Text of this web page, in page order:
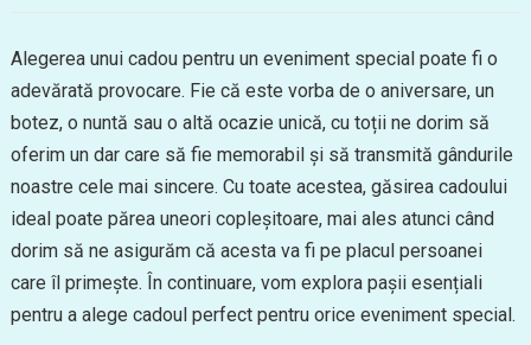
Alegerea unui cadou pentru un eveniment special poate fi o
adevărată provocare. Fie că este vorba de o aniversare, un
botez, o nuntă sau o altă ocazie unică, cu toții ne dorim să
oferim un dar care să fie memorabil și să transmită gândurile
noastre cele mai sincere. Cu toate acestea, găsirea cadoului
ideal poate părea uneori copleșitoare, mai ales atunci când
dorim să ne asigurăm că acesta va fi pe placul persoanei
care îl primește. În continuare, vom explora pașii esențiali
pentru a alege cadoul perfect pentru orice eveniment special.